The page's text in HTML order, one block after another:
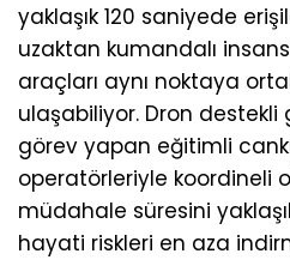
yaklaşık 120 saniyede
uzaktan kumandalı
araçları aynı noktaya
ulaşabiliyor. Dron destekli
görev yapan eğitimli
operatörleriyle koordineli
müdahale süresini
hayati riskleri en aza